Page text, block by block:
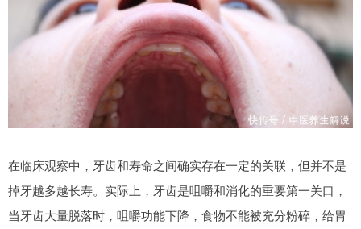
在临床观察中，牙齿和寿命之间确实存在一定的关联，但并不是
掉牙越多越长寿。实际上，牙齿是咀嚼和消化的重要第一关口，
当牙齿大量脱落时，咀嚼功能下降，食物不能被充分粉碎，给胃